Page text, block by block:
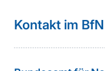
Kontakt im BfN